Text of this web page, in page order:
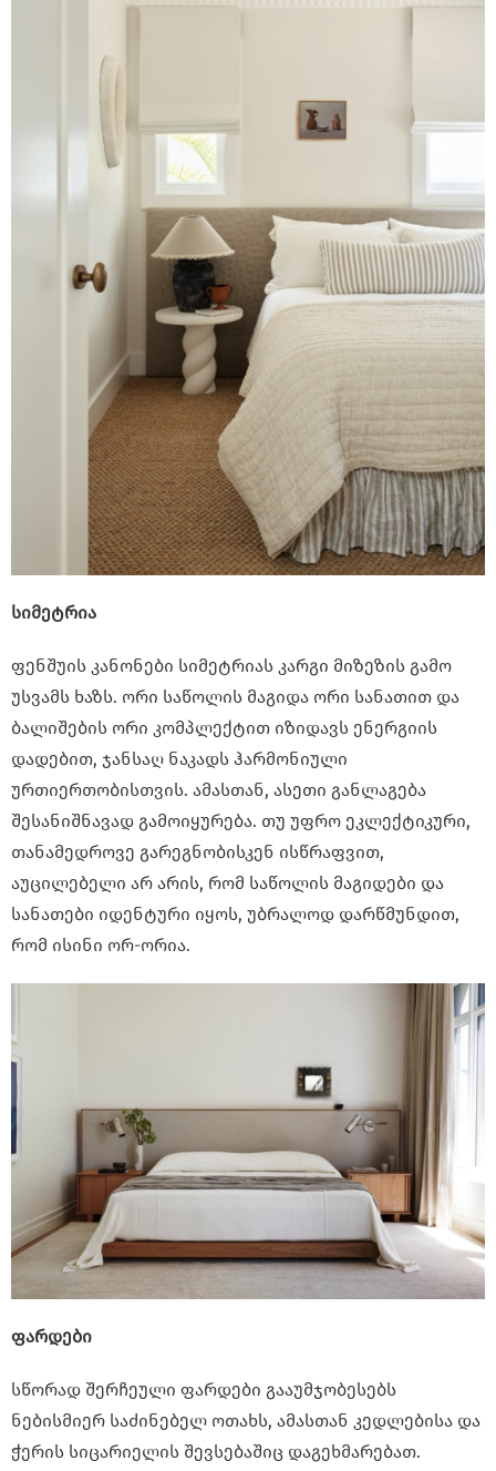
სიმეტრია
ფენშუის კანონები სიმეტრიას კარგი მიზეზის გამო
უსვამს ხაზს. ორი საწოლის მაგიდა ორი სანათით და
ბალიშების ორი კომპლექტით იზიდავს ენერგიის
დადებით, ჯანსაღ ნაკადს ჰარმონიული
ურთიერთობისთვის. ამასთან, ასეთი განლაგება
შესანიშნავად გამოიყურება. თუ უფრო ეკლექტიკური,
თანამედროვე გარეგნობისკენ ისწრაფვით,
აუცილებელი არ არის, რომ საწოლის მაგიდები და
სანათები იდენტური იყოს, უბრალოდ დარწმუნდით,
რომ ისინი ორ-ორია.
ფარდები
სწორად შერჩეული ფარდები გააუმჯობესებს
ნებისმიერ საძინებელ ოთახს, ამასთან კედლებისა და
ჭერის სიცარიელის შევსებაშიც დაგეხმარებათ.